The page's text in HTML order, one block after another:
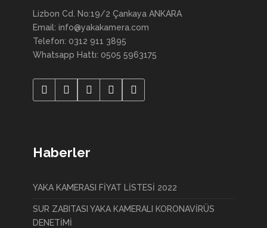
Lizbon Cd. No:19/2 Çankaya ANKARA
Email: info@yakakamera.com
Telefon: 0312 911 3895
Whatsapp Hattı: 0505 5963175
Haberler
YAKA KAMERASI FİYAT LİSTESİ 2022
SUR ZABITASI YAKA KAMERALI KORONAVİRÜS
DENETİMİ